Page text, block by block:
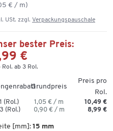
€ / m)
USt. zzgl. Verpackungspauschale
bester Preis:
€
Rol. ab 3 Rol.
Grundpreis
Preis pro
Rol.
(Rol.) 1,05 € / m
10,49 €
(Rol.)
0,90 € / m 8,99 €
[mm]: 15 mm